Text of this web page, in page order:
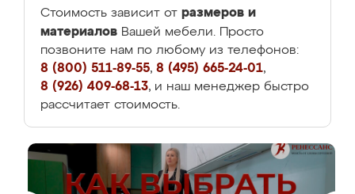
Стоимость зависит от размеров и
материалов Вашей мебели. Просто
позвоните нам по любому из телефонов:
8 (800) 511-89-55, 8 (495) 665-24-01,
8 (926) 409-68-13, и наш менеджер быстро
рассчитает стоимость.